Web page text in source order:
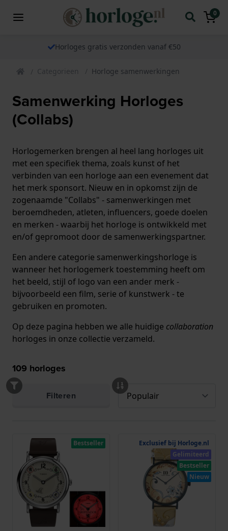
0
Horloges gratis verzonden vanaf €50
Categorieen Horloge samenwerkingen
Samenwerking Horloges
(Collabs)
Horlogemerken brengen al heel lang horloges uit
met een specifiek thema, zoals kunst of het
verbinden van een horloge aan een evenement dat
het merk sponsort. Nieuw en in opkomst zijn de
zogenaamde "Collabs" - samenwerkingen met
beroemdheden, atleten, influencers, goede doelen
en merken - waarbij het horloge is ontwikkeld met
en/of gepromoot door de samenwerkingspartner.
Een andere categorie samenwerkingshorloge is
wanneer het horlogemerk toestemming heeft om
het beeld, stijl of logo van een ander merk -
bijvoorbeeld een film, serie of kunstwerk - te
gebruiken en promoten.
Op deze pagina hebben we alle huidige collaboration
horloges in onze collectie verzameld.
109 horloges
Filteren
Bestseller
Exclusief bij Horloge.nl
Gelimiteerd
Bestseller
Nieuw